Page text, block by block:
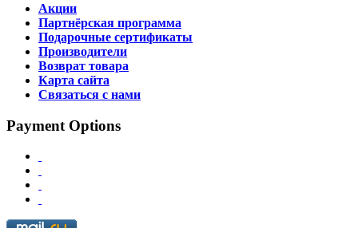
Акции
Партнёрская программа
Подарочные сертификаты
Производители
Возврат товара
Карта сайта
Связаться с нами
Payment Options